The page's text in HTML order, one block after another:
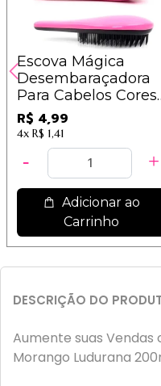
Escova Mágica
Desembaraçadora
Para Cabelos Cores
Sortidas - IM
R$ 4,99
4x R$ 1,41
Adicionar ao
Carrinho
DESCRIÇÃO DO
Aumente suas
Morango Ludurana